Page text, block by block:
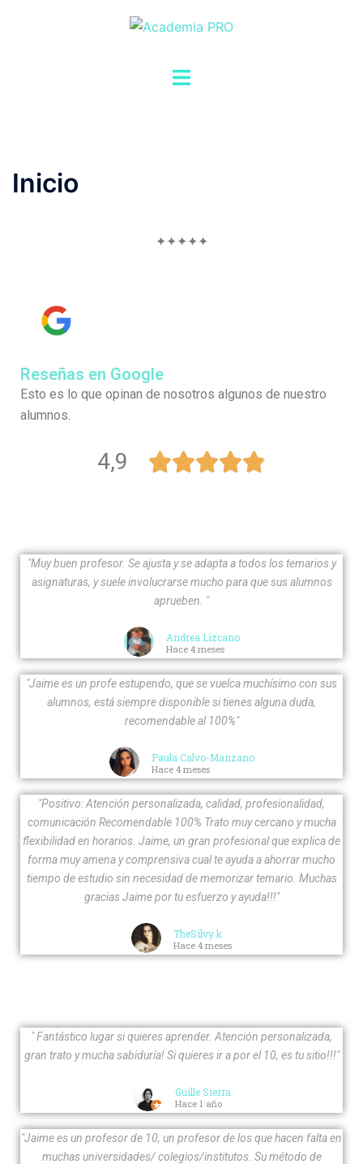
Comprometidos con tu
progreso
Inicio
✦✦✦✦✦
Reseñas en Google
Esto es lo que opinan de nosotros algunos de nuestro
alumnos.
4,9 
"Muy buen profesor. Se ajusta y se adapta a todos los temarios y
asignaturas, y suele involucrarse mucho para que sus alumnos
aprueben. "
Andrea Lizcano
Hace 4 meses
"Jaime es un profe estupendo, que se vuelca muchísimo con sus
alumnos, está siempre disponible si tienes alguna duda,
recomendable al 100%"
Paula Calvo-Manzano
Hace 4 meses
"Positivo: Atención personalizada, calidad, profesionalidad,
comunicación Recomendable 100% Trato muy cercano y mucha
flexibilidad en horarios. Jaime, un gran profesional que explica de
forma muy amena y comprensiva cual te ayuda a ahorrar mucho
tiempo de estudio sin necesidad de memorizar temario. Muchas
gracias Jaime por tu esfuerzo y ayuda!!!"
TheSilvy k
Hace 4 meses
" Fantástico lugar si quieres aprender. Atención personalizada,
gran trato y mucha sabiduría! Si quieres ir a por el 10, es tu sitio!!!"
Guille Sierra
Hace 1 año
"Jaime es un profesor de 10, un profesor de los que hacen falta en
muchas universidades/ colegios/institutos. Su método de